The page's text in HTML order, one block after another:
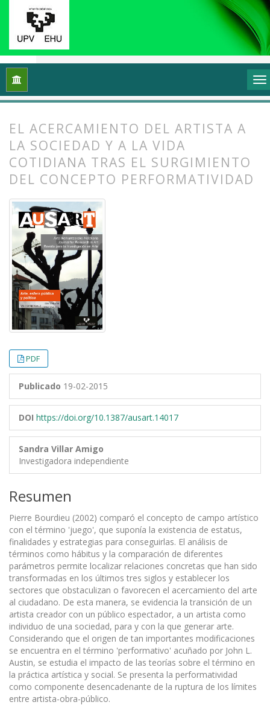
Inicio Vol. 2 Núm. 2 (2014): Arte, esfera pública y
EL ACERCAMIENTO DEL ARTISTA A
LA SOCIEDAD Y A LA VIDA
COTIDIANA TRAS EL SURGIMIENTO
DEL CONCEPTO PERFORMATIVIDAD
PDF
Publicado 19-02-2015
DOI https://doi.org/10.1387/ausart.14017
Sandra Villar Amigo
Investigadora independiente
Resumen
Pierre Bourdieu (2002) comparó el concepto de campo artístico
con el término 'juego', que suponía la existencia de estatus,
finalidades y estrategias para conseguirlas. El análisis de
términos como hábitus y la comparación de diferentes
parámetros permite localizar relaciones concretas que han sido
transformadas en los últimos tres siglos y establecer los
sectores que obstaculizan o favorecen el acercamiento del arte
al ciudadano. De esta manera, se evidencia la transición de un
artista creador con un público espectador, a un artista como
individuo de una sociedad, para y con la que generar arte.
Considerando que el origen de tan importantes modificaciones
se encuentra en el término 'performativo' acuñado por John L.
Austin, se estudia el impacto de las teorías sobre el término en
la práctica artística y social. Se presenta la performatividad
como componente desencadenante de la ruptura de los límites
entre artista-obra-público.